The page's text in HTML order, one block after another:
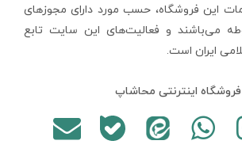
اين فروشگاه، حسب مورد دارای مجوزهای
می‌باشند و فعاليت‌های اين سايت تابع
ایران است.
فروشگاه اینترنتی محاشاپ